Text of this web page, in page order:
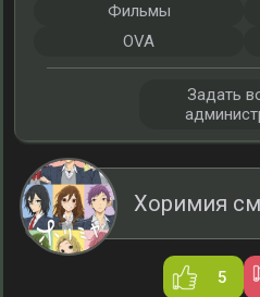
Хоримия
5
Фильмы
OVA
Задать